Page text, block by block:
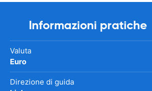
Informazioni pratiche
Valuta
Euro
Direzione di guida